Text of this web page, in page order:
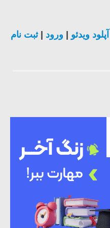
آپلود ویدئو ورود |ثبت نام